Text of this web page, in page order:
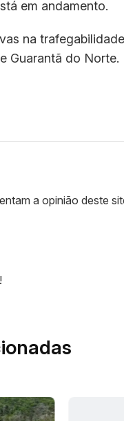
em andamento.
na trafegabilidade
Guarantã do Norte.
a opinião deste